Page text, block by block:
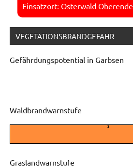
Einsatzort: Osterwald Oberende
VEGETATIONSBRANDGEFAHR
Gefährdungspotential in Garbsen
Waldbrandwarnstufe
3
Graslandwarnstufe